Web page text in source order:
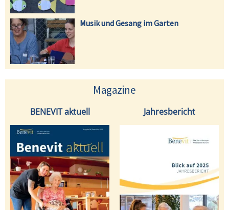
Musik und Gesang im Garten
Magazine
BENEVIT aktuell Jahresbericht